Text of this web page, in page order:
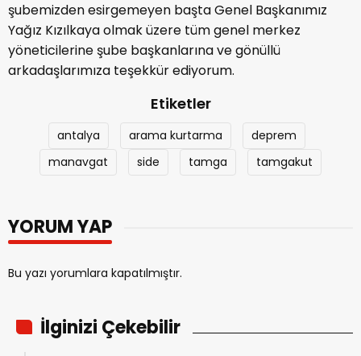
şubemizden esirgemeyen başta Genel Başkanımız
Yağız Kızılkaya olmak üzere tüm genel merkez
yöneticilerine şube başkanlarına ve gönüllü
arkadaşlarımıza teşekkür ediyorum.
Etiketler
antalya arama kurtarma
deprem
manavgat
side tamga tamgakut
YORUM YAP
Bu yazı yorumlara kapatılmıştır.
İlginizi Çekebilir